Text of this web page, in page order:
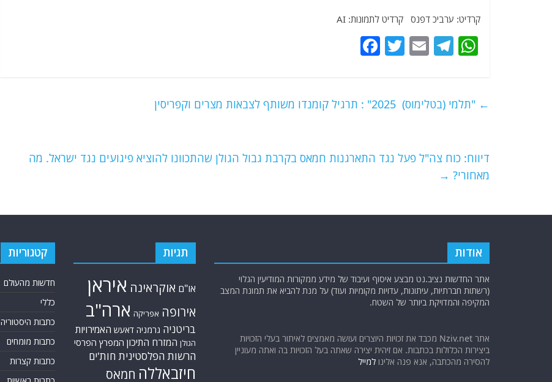
קרדיט: ערביכ דפנס קרדיט לתמונות: AI
W
s
p
T
g
E
l
T
er
e
o
← "תלמי (בטלימוס) 2025" : תרגיל קומנדו משותף לצבאות מצרים וקפריסין
דיווח: כוח צה"ל פעל נגד התארגנות חמאס בקרבת גבול הגולן שהתכוונו להוציא פיגועים נגד ישראל. מה
מאחורי? →
אודות
אתר החדשות נציב.נט מבצע איסוף ועיבוד של מידע ממקורות המודיעין הגלוי
(רשתות חברתיות, עיתונות, עדויות מקומיות ועוד) על מנת להביא את תמונת המצב
המקיפה והמדויקת ביותר של השטח.
אתר Nziv.net מכבד את זכויות היוצרים ועושה מאמצים לאיתור בעלי הזכויות
ביצירות הכלולות בכתבות. אם זיהית יצירה שאתה בעל הזכויות בה ואתה מעוניין
להסירה מהכתבה, אנא פנה אלינו למייל
תגיות
או"ם אוקראינה איראן
אירופה אפריקה ארה"ב
בריטניה גרמניה דאעש האמירויות
הגולן המזרח התיכון המפרץ הפרסי
הרשות הפלסטינית חות'ים
חיזבאללה חמאס
קטגוריות
חדשות מהעולם
כללי
כתבות היסטוריה
כתבות מומחים
כתבות קצרות